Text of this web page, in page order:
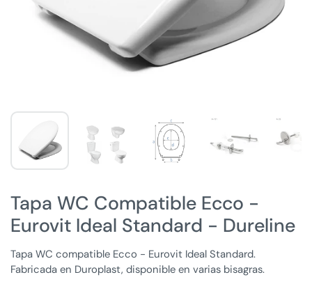
Tapa WC Compatible Ecco -
Eurovit Ideal Standard - Dureline
Tapa WC compatible Ecco - Eurovit Ideal Standard.
Fabricada en Duroplast, disponible en varias bisagras.